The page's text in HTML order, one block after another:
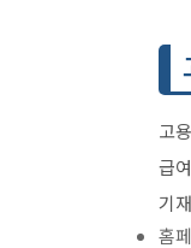
고
급
기
홈